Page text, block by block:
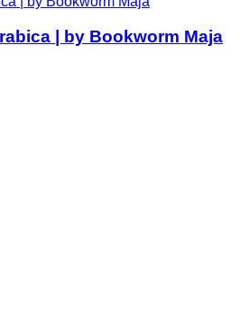
| by Bookworm Maja